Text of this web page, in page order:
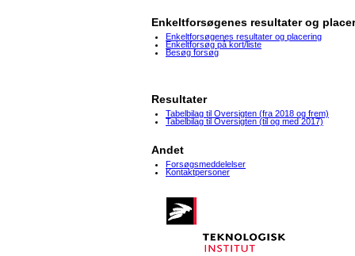
Enkeltforsøgenes resultater og
Enkeltforsøgenes resultater og placering
Enkeltforsøg på kort/liste
Besøg forsøg
Resultater
Tabelbilag til Oversigten (fra 2018 og frem)
Tabelbilag til Oversigten (til og med 2017)
Andet
Forsøgsmeddelelser
Kontaktpersoner